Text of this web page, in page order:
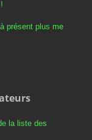
présent plus me
la liste des